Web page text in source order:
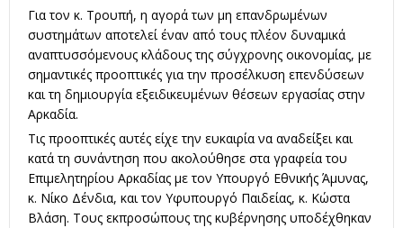
Για τον κ. Τρουπή, η αγορά των μη επανδρωμένων
συστημάτων αποτελεί έναν από τους πλέον δυναμικά
αναπτυσσόμενους κλάδους της σύγχρονης οικονομίας, με
σημαντικές προοπτικές για την προσέλκυση επενδύσεων
και τη δημιουργία εξειδικευμένων θέσεων εργασίας στην
Αρκαδία.
Τις προοπτικές αυτές είχε την ευκαιρία να αναδείξει και
κατά τη συνάντηση που ακολούθησε στα γραφεία του
Επιμελητηρίου Αρκαδίας με τον Υπουργό Εθνικής Άμυνας,
κ. Νίκο Δένδια, και τον Υφυπουργό Παιδείας, κ. Κώστα
Βλάση. Τους εκπροσώπους της κυβέρνησης υποδέχθηκαν